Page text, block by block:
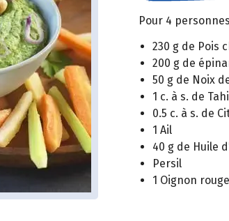
Pour 4 personnes
230 g de Pois
200 g de
50 g de Noix
1 c. à s. de
0.5 c. à s. de
1 Ail
40 g de Huile
Persil
1 Oignon rouge